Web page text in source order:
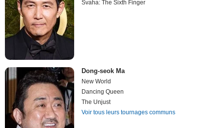
Svaha: The Sixth Finger
Dong-seok Ma
New World
Dancing Queen
The Unjust
Voir tous leurs tournages communs